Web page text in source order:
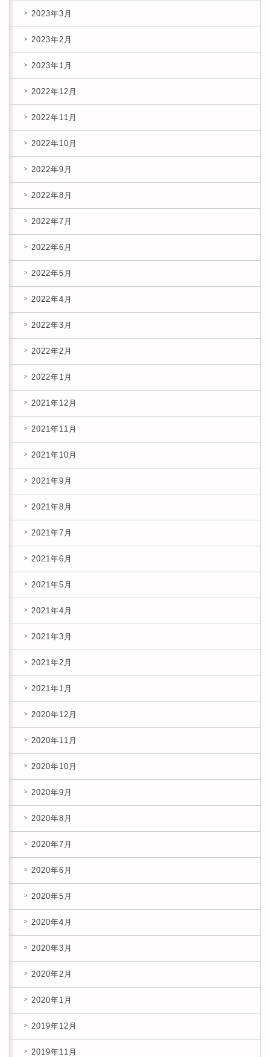
2023年3月
2023年2月
2023年1月
2022年12月
2022年11月
2022年10月
2022年9月
2022年8月
2022年7月
2022年6月
2022年5月
2022年4月
2022年3月
2022年2月
2022年1月
2021年12月
2021年11月
2021年10月
2021年9月
2021年8月
2021年7月
2021年6月
2021年5月
2021年4月
2021年3月
2021年2月
2021年1月
2020年12月
2020年11月
2020年10月
2020年9月
2020年8月
2020年7月
2020年6月
2020年5月
2020年4月
2020年3月
2020年2月
2020年1月
2019年12月
2019年11月